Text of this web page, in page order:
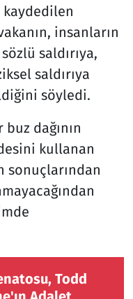
kaydedilen
insanların
saldırıya,
saldırıya
söyledi.
dağının
kullanan
sonuçlarından
Todd